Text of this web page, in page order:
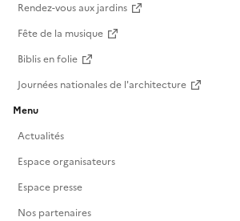
Rendez-vous aux jardins
Fête de la musique
Biblis en folie
Journées nationales de l'architecture
Menu
Actualités
Espace organisateurs
Espace presse
Nos partenaires